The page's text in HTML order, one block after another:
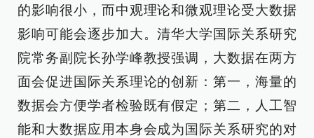
的影响很小，而中观理论和微观理论受大数据
影响可能会逐步加大。清华大学国际关系研究
院常务副院长孙学峰教授强调，大数据在两方
面会促进国际关系理论的创新：第一，海量的
数据会方便学者检验既有假定；第二，人工智
能和大数据应用本身会成为国际关系研究的对